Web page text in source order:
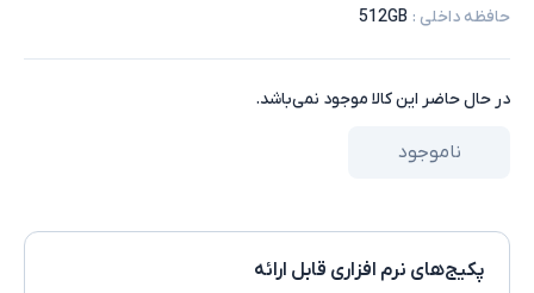
حافظه داخلی :
512GB
در حال حاضر این کالا موجود نمی‌باشد.
ناموجود
پکیج‌های نرم افزاری قابل ارائه